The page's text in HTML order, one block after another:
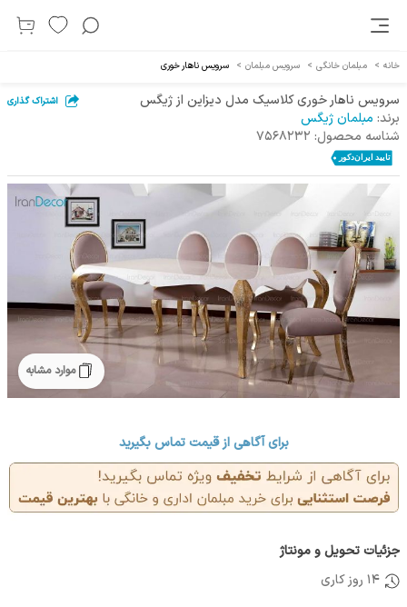
خانه > مبلمان خانگی > سرویس مبلمان > سرویس ناهار خوری
سرویس ناهار خوری کلاسیک مدل دیزاین از ژیگس اشتراک گذاری
برند: مبلمان ژیگس
شناسه محصول: 7568232
موارد مشابه
برای آگاهی از قیمت تماس بگیرید
جزئیات تحویل و مونتاژ
14 روز کاری